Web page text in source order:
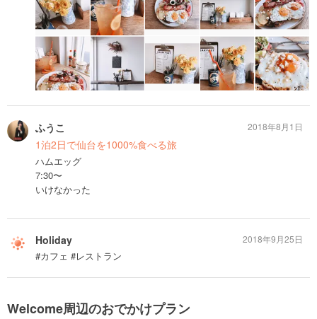
ふうこ
1泊2日で仙台を1000%食べる旅
ハムエッグ
7:30〜
いけなかった
2018年8月1日
Holiday
#カフェ #レストラン
2018年9月25日
Welcome周辺のおでかけプラン